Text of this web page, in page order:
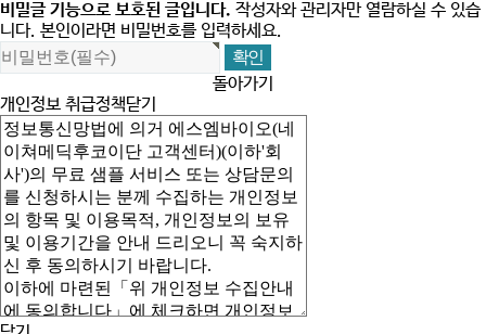
비밀글 기능으로 보호된 글입니다. 작성자와 관리자만 열람하실 수 있습
니다. 본인이라면 비밀번호를 입력하세요.
돌아가기
개인정보 취급정책닫기